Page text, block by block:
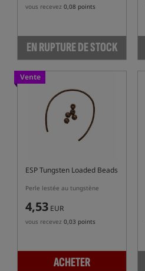
vous recevez 0,08 points
EN RUPTURE DE STOCK
Vente
ESP Tungsten Loaded Beads
Perle lestée au tungstène
4,53 EUR
vous recevez 0,03 points
ACHETER